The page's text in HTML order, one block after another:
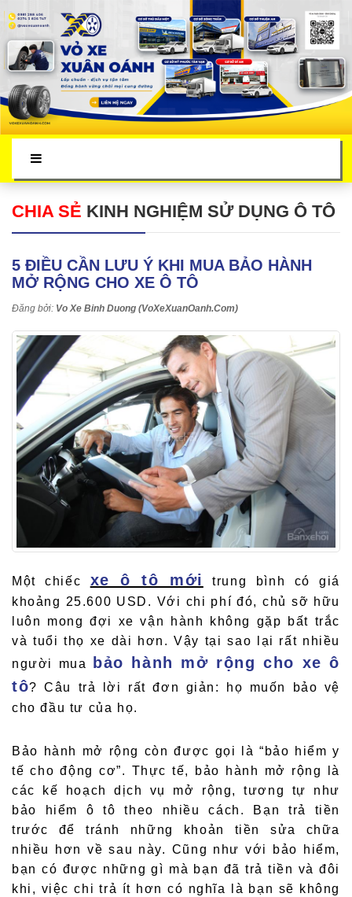
CHIA SẺ KINH NGHIỆM SỬ DỤNG Ô TÔ
5 ĐIỀU CẦN LƯU Ý KHI MUA BẢO HÀNH
MỞ RỘNG CHO XE Ô TÔ
Đăng bởi: Vo Xe Binh Duong (VoXeXuanOanh.Com)
Một chiếc xe ô tô mới
trung bình có giá
khoảng 25.600 USD. Với chi phí đó, chủ sỡ hữu
luôn mong đợi xe vận hành không gặp bất trắc
và tuổi thọ xe dài hơn. Vậy tại sao lại rất nhiều
người mua
bảo hành mở rộng cho xe ô
tô? Câu trả lời rất đơn giản: họ muốn bảo vệ
cho đầu tư của họ.
Bảo hành mở rộng còn được gọi là “bảo hiểm y
tế cho động cơ”. Thực tế, bảo hành mở rộng là
các kế hoạch dịch vụ mở rộng, tương tự như
bảo hiểm ô tô theo nhiều cách. Bạn trả tiền
trước để tránh những khoản tiền sửa chữa
nhiều hơn về sau này. Cũng như với bảo hiểm,
bạn có được những gì mà bạn đã trả tiền và đôi
khi, việc chi trả ít hơn có nghĩa là bạn sẽ không